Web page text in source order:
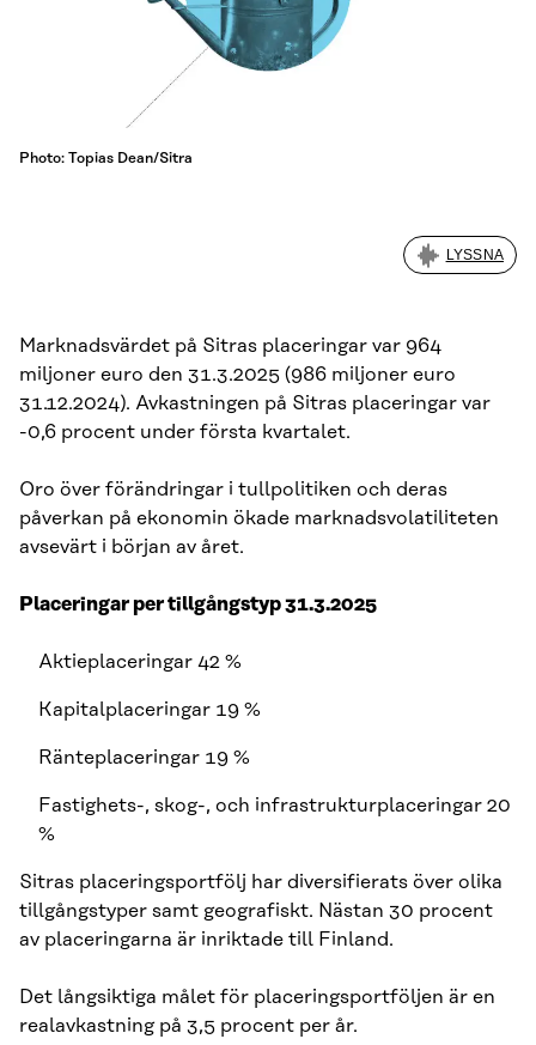
Photo: Topias Dean/Sitra
LYSSNA
Marknadsvärdet på Sitras placeringar var 964
miljoner euro den 31.3.2025 (986 miljoner euro
31.12.2024). Avkastningen på Sitras placeringar var
-0,6 procent under första kvartalet.
Oro över förändringar i tullpolitiken och deras
påverkan på ekonomin ökade marknadsvolatiliteten
avsevärt i början av året.
Placeringar per tillgångstyp 31.3.2025
Aktieplaceringar 42 %
Kapitalplaceringar 19 %
Ränteplaceringar 19 %
Fastighets-, skog-, och infrastrukturplaceringar 20
%
Sitras placeringsportfölj har diversifierats över olika
tillgångstyper samt geografiskt. Nästan 30 procent
av placeringarna är inriktade till Finland.
Det långsiktiga målet för placeringsportföljen är en
realavkastning på 3,5 procent per år.